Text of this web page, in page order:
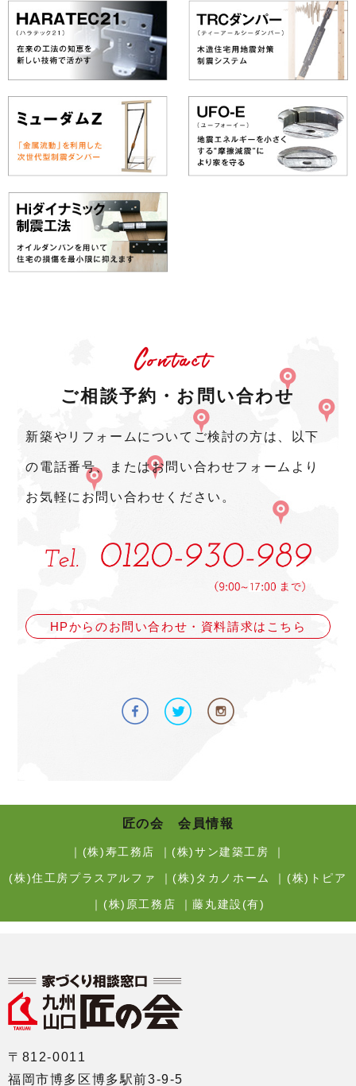
Contact
ご相談予約・お問い合わせ
新築やリフォームについてご検討の方は、以下
の電話番号、またはお問い合わせフォームより
お気軽にお問い合わせください。
HPからのお問い合わせ・資料請求はこちら
匠の会 会員情報
｜ (株)寿工務店 ｜ (株)サン建築工房 ｜
(株)住工房プラスアルファ ｜ (株)タカノホーム ｜ (株)トピア
｜ (株)原工務店 ｜藤丸建設(有)
〒812-0011
福岡市博多区博多駅前3-9-5